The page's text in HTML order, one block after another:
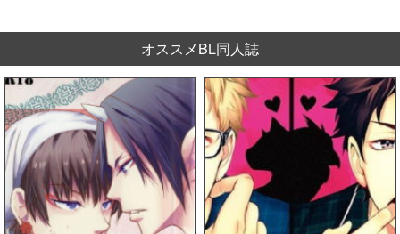
オススメBL同人誌